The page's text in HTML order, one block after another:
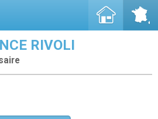
RIVOLI